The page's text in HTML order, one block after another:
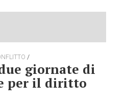
/
giornate di
per il diritto